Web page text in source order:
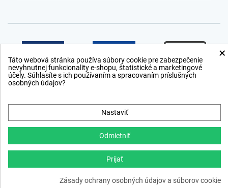
Copyright © 2012 − 2026
webdesign,ppc›netsuccess.sk
×
Táto webová stránka používa súbory cookie pre zabezpečenie
nevyhnutnej funkcionality e-shopu, štatistické a marketingové
účely. Súhlasíte s ich používaním a spracovaním príslušných
osobných údajov?
Nastaviť
Odmietniť
Prijať
Zásady ochrany osobných údajov a súborov cookie